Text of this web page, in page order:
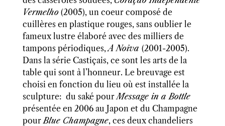
Vermelho(2005), un coeur composé de
cuillères en plastique rouges, sans oublier le
fameux lustre élaboré avec des milliers de
tampons périodiques,A Noiva (2001-2005).
Dans la série Castiçais, ce sont les arts de la
table qui sont à l’honneur. Le breuvage est
choisi en fonction du lieu où est installée la
sculpture: du saké pourMessage in a Bottle
présentée en 2006 au Japon et du Champagne
pourBlue Champagne, ces deux chandeliers